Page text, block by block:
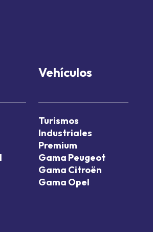
Vehículos
Turismos
Industriales
Premium
Gama Peugeot
Gama Citroën
Gama Opel